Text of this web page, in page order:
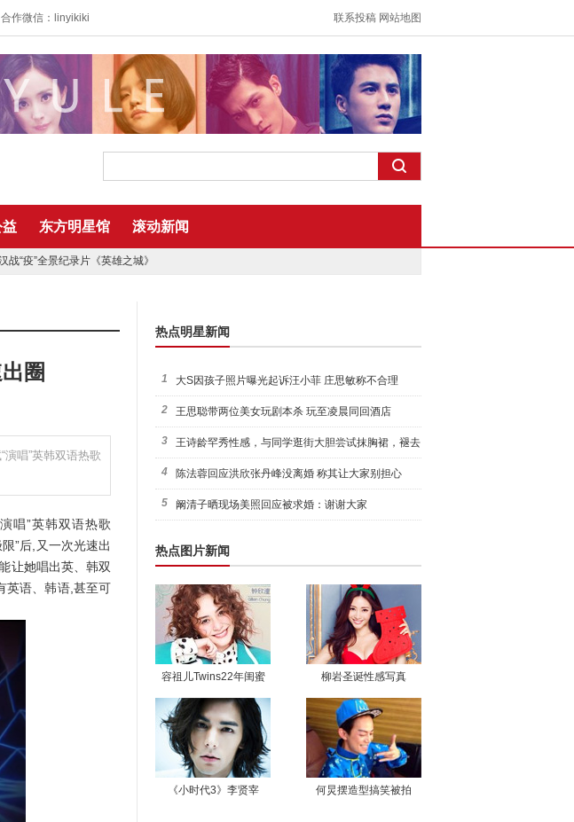
合作微信：linyikiki 联系投稿 网站地图
益 东方明星馆 滚动新闻
战“疫”全景纪录片《英雄之城》
圈
唱”英韩双语热歌
唱”英韩双语热歌
”后,又一次光速出
让她唱出英、韩双
英语、韩语,甚至可
热点明星新闻
1 大S因孩子照片曝光起诉汪小菲 庄思敏称不合理
2 王思聪带两位美女玩剧本杀 玩至凌晨同回酒店
3 王诗龄罕秀性感，与同学逛街大胆尝试抹胸裙，褪去
稚嫩展成
4 陈法蓉回应洪欣张丹峰没离婚 称其让大家别担心
5 阚清子晒现场美照回应被求婚：谢谢大家
热点图片新闻
容祖儿Twins22年闺蜜 柳岩圣诞性感写真
《小时代3》李贤宰 何炅摆造型搞笑被拍